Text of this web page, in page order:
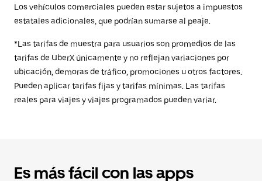
Los vehículos comerciales pueden estar sujetos a impuestos
estatales adicionales, que podrían sumarse al peaje.
*Las tarifas de muestra para usuarios son promedios de las
tarifas de UberX únicamente y no reflejan variaciones por
ubicación, demoras de tráfico, promociones u otros factores.
Pueden aplicar tarifas fijas y tarifas mínimas. Las tarifas
reales para viajes y viajes programados pueden variar.
Es más fácil con las apps